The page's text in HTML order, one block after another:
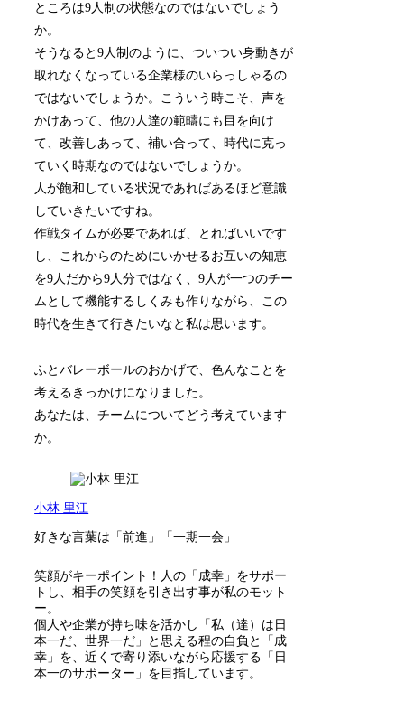
ところは9人制の状態なのではないでしょう
か。
そうなると9人制のように、ついつい身動きが
取れなくなっている企業様のいらっしゃるの
ではないでしょうか。こういう時こそ、声を
かけあって、他の人達の範疇にも目を向け
て、改善しあって、補い合って、時代に克っ
ていく時期なのではないでしょうか。
人が飽和している状況であればあるほど意識
していきたいですね。
作戦タイムが必要であれば、とればいいです
し、これからのためにいかせるお互いの知恵
を9人だから9人分ではなく、9人が一つのチー
ムとして機能するしくみも作りながら、この
時代を生きて行きたいなと私は思います。
ふとバレーボールのおかげで、色んなことを
考えるきっかけになりました。
あなたは、チームについてどう考えています
か。
小林 里江
好きな言葉は「前進」「一期一会」
笑顔がキーポイント！人の「成幸」をサポー
トし、相手の笑顔を引き出す事が私のモット
ー。
個人や企業が持ち味を活かし「私（達）は日
本一だ、世界一だ」と思える程の自負と「成
幸」を、近くで寄り添いながら応援する「日
本一のサポーター」を目指しています。